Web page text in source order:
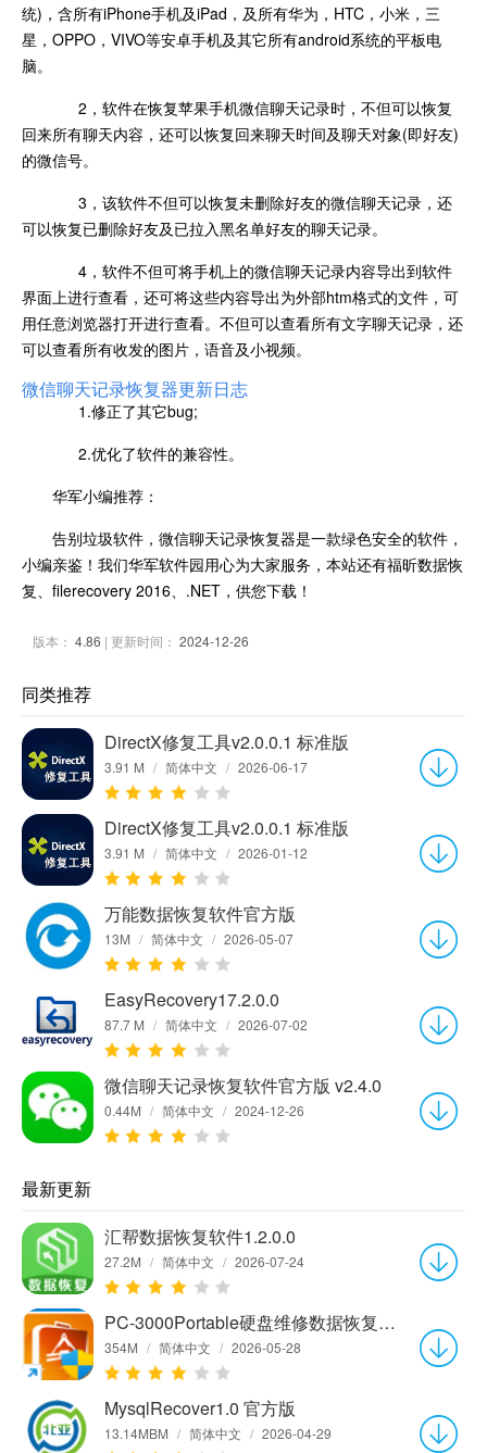
统)，含所有iPhone手机及iPad，及所有华为，HTC，小米，三
星，OPPO，VIVO等安卓手机及其它所有android系统的平板电
脑。
2，软件在恢复苹果手机微信聊天记录时，不但可以恢复
回来所有聊天内容，还可以恢复回来聊天时间及聊天对象(即好友)
的微信号。
3，该软件不但可以恢复未删除好友的微信聊天记录，还
可以恢复已删除好友及已拉入黑名单好友的聊天记录。
4，软件不但可将手机上的微信聊天记录内容导出到软件
界面上进行查看，还可将这些内容导出为外部htm格式的文件，可
用任意浏览器打开进行查看。不但可以查看所有文字聊天记录，还
可以查看所有收发的图片，语音及小视频。
微信聊天记录恢复器更新日志
1.修正了其它bug;
2.优化了软件的兼容性。
华军小编推荐：
告别垃圾软件，微信聊天记录恢复器是一款绿色安全的软件，
小编亲鉴！我们华军软件园用心为大家服务，本站还有福昕数据恢
复、filerecovery 2016、.NET，供您下载！
版本： 4.86 | 更新时间： 2024-12-26
同类推荐
DirectX修复工具v2.0.0.1 标准版
3.91 M / 简体中文 / 2026-06-17
DirectX修复工具v2.0.0.1 标准版
3.91 M / 简体中文 / 2026-01-12
万能数据恢复软件官方版
13M / 简体中文 / 2026-05-07
EasyRecovery17.2.0.0
87.7 M / 简体中文 / 2026-07-02
微信聊天记录恢复软件官方版 v2.4.0
0.44M / 简体中文 / 2024-12-26
最新更新
汇帮数据恢复软件1.2.0.0
27.2M / 简体中文 / 2026-07-24
PC-3000Portable硬盘维修数据恢复软件7.8.21官方中文版
354M / 简体中文 / 2026-05-28
MysqlRecover1.0 官方版
13.14MBM / 简体中文 / 2026-04-29